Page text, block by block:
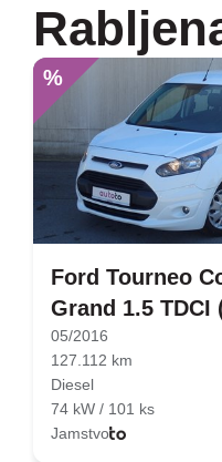
%
Ford Tourneo
Grand 1.5 TDCI
05/2016
127.112 km
Diesel
74 kW / 101 ks
Jamstvo